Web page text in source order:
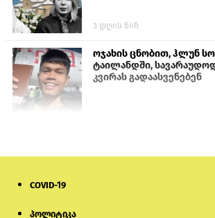
3 დღის წინ
ოჯახის ცნობით, ჰლუნ
ტაილანდში,
კვირას გადაასვენებენ
COVID-19
პოლიტიკა